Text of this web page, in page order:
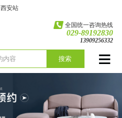
西安站
全国统一咨询热线
029-89192830
13909256332
搜索